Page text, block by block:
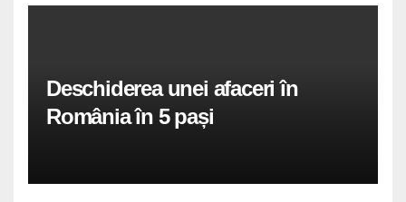
Deschiderea unei afaceri în
România în 5 pași